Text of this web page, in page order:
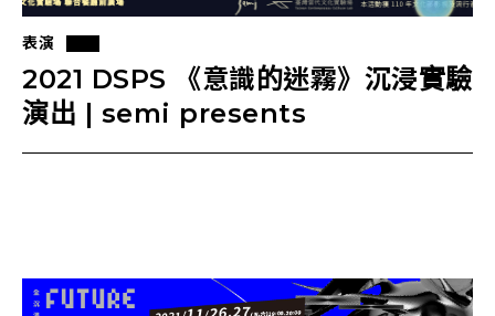
表演
2021 DSPS 《意識的迷霧》沉浸實驗
演出 | semi presents